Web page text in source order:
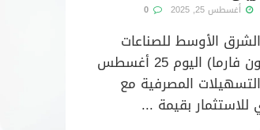
أغسطس 25, 2025
الأوسط للصناعات
الدوائية" (أفالون فارما) اليوم 25 أغسطس
التسهيلات المصرفية مع
للاستثمار بقيمة ...